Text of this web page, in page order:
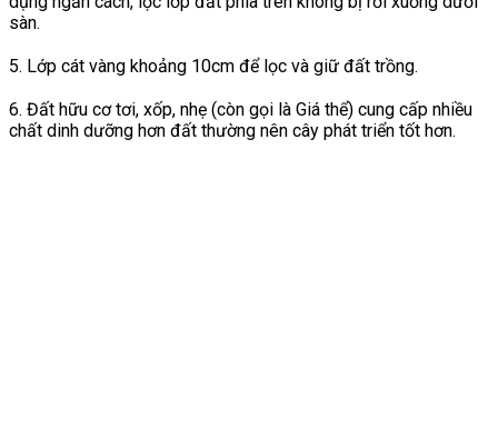
sàn.
5. Lớp cát vàng khoảng 10cm để lọc và giữ đất trồng.
6. Đất hữu cơ tơi, xốp, nhẹ (còn gọi là Giá thể) cung cấp nhiều
chất dinh dưỡng hơn đất thường nên cây phát triển tốt hơn.